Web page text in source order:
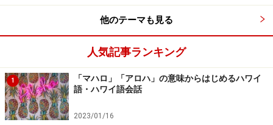
ヒルトン・ハワイアン・ビレッジ／ホノルル
■Camp Penguin（キャンプ・ペンギン）
住所：2005 Kalia Rd. ヒルトン・ハワイアン・ビレッ
ジ・ワイキキ・ビーチ・リゾート（
TEL：ホテル代表808-949-4321 日本での問い合わせ
他のテーマも見る
人気記事ランキング
1
「マハロ」「アロハ」の意味からはじめるハワイ
語・ハワイ語会話
2023/01/16